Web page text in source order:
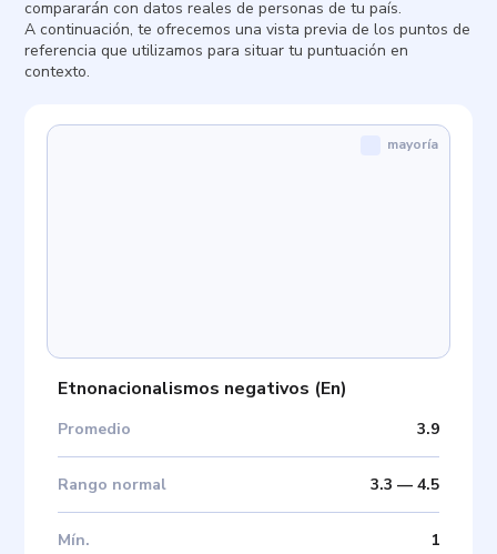
compararán con datos reales de personas de tu país.
A continuación, te ofrecemos una vista previa de los puntos de
referencia que utilizamos para situar tu puntuación en
contexto.
Etnonacionalismos negativos (En)
Promedio 3.9
Rango normal 3.3 — 4.5
Mín. 1
mayoría